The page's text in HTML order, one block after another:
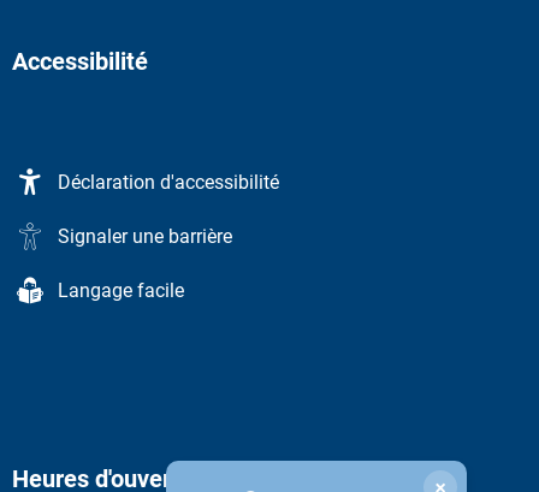
Accessibilité
Déclaration d'accessibilité
Signaler une barrière
Langage facile
Heures d'ouverture de l'administration